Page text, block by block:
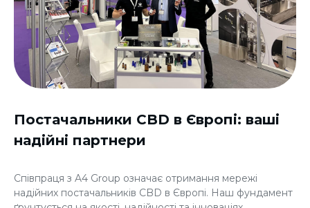
Постачальники CBD в Європі: ваші
надійні партнери
Співпраця з A4 Group означає отримання мережі
надійних постачальників CBD в Європі. Наш фундамент